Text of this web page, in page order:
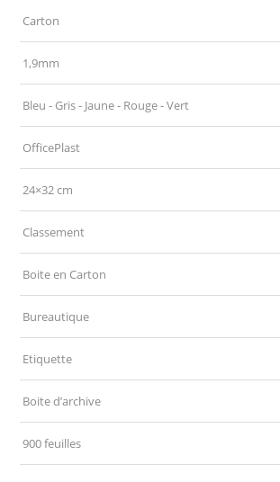
Carton
1,9mm
Bleu - Gris - Jaune - Rouge - Vert
OfficePlast
24×32 cm
Classement
Boite en Carton
Bureautique
Etiquette
Boite d’archive
900 feuilles